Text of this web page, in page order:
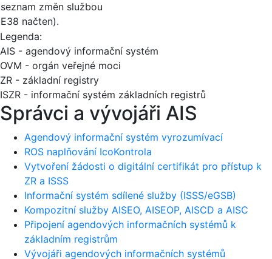
seznam změn službou
E38 načten).
Legenda:
AIS - agendový informační systém
OVM - orgán veřejné moci
ZR - základní registry
ISZR - informační systém základních registrů
Správci a vývojáři AIS
Agendový informační systém vyrozumívací
ROS naplňování IcoKontrola
Vytvoření žádosti o digitální certifikát pro přístup k
ZR a ISSS
Informační systém sdílené služby (ISSS/eGSB)
Kompozitní služby AISEO, AISEOP, AISCD a AISC
Připojení agendových informačních systémů k
základním registrům
Vývojáři agendových informačních systémů